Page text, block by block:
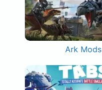
Ark Mods